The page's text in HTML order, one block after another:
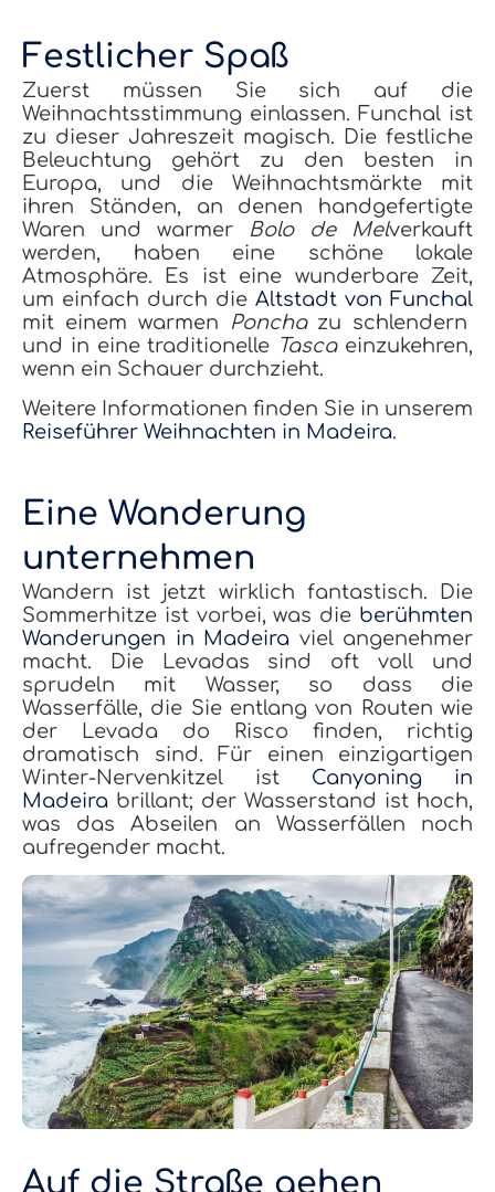
Festlicher Spaß
Zuerst müssen Sie sich auf die
Weihnachtsstimmung einlassen. Funchal ist
zu dieser Jahreszeit magisch. Die festliche
Beleuchtung gehört zu den besten in
Europa, und die Weihnachtsmärkte mit
ihren Ständen, an denen handgefertigte
Waren und warmer Bolo de Melverkauft
werden, haben eine schöne lokale
Atmosphäre. Es ist eine wunderbare Zeit,
um einfach durch die Altstadt von Funchal
mit einem warmen
Ponchazu schlendern
und in eine traditionelle Tascaeinzukehren,
wenn ein Schauer durchzieht.
Weitere Informationen finden Sie in unserem
Reiseführer Weihnachten in Madeira.
Eine Wanderung
unternehmen
Wandern ist jetzt wirklich fantastisch. Die
Sommerhitze ist vorbei, was die berühmten
Wanderungen in Madeira viel angenehmer
macht. Die Levadas sind oft voll und
sprudeln mit Wasser, so dass die
Wasserfälle, die Sie entlang von Routen wie
der Levada do Risco finden, richtig
dramatisch sind. Für einen einzigartigen
Winter-Nervenkitzel ist Canyoning in
Madeira brillant; der Wasserstand ist hoch,
was das Abseilen an Wasserfällen noch
aufregender macht.
Auf die Straße gehen